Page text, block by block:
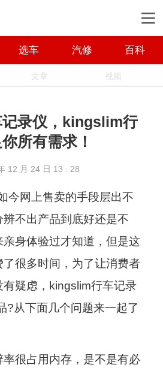
选车 汽修 百科
文章 视频
录仪，kingslim行
所有需求！
12 月 24 日 13 : 28
今网上售卖的手段层出不
不出产品到底好还是不
身体验过才知道，但是这
很多时间，为了让消费者
疑虑，kingslim行车记录
?从下面几个问题来一起了
很占用内存，是不是有必